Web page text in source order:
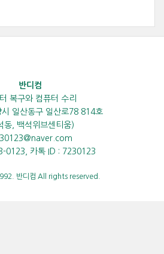
반디컴
복구와 컴퓨터 수리
시 일산동구 일산로78 814호
동, 백석위브센티움)
0123, 카톡 ID : 7230123
반디컴 All rights reserved.